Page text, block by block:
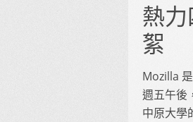
熱
絮
Mozilla
週五午後
中原大學